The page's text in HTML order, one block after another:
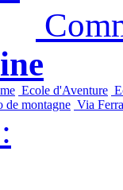
Ecole d'Aventure
de montagne Via